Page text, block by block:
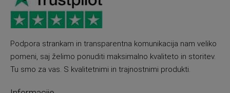
Podpora strankam in transparentna komunikacija nam veliko
pomeni, saj želimo ponuditi maksimalno kvaliteto in storitev.
Tu smo za vas. S kvalitetnimi in trajnostnimi produkti.